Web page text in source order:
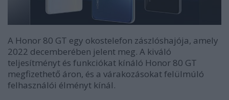
A Honor 80 GT egy okostelefon zászlóshajója, amely
2022 decemberében jelent meg. A kiváló
teljesítményt és funkciókat kínáló Honor 80 GT
megfizethető áron, és a várakozásokat felülmúló
felhasználói élményt kínál.